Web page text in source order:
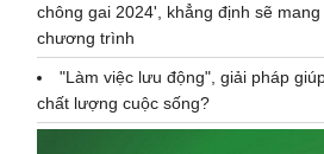
chông gai 2024', khẳng định sẽ
chương trình
"Làm việc lưu động", giải pháp
chất lượng cuộc sống?